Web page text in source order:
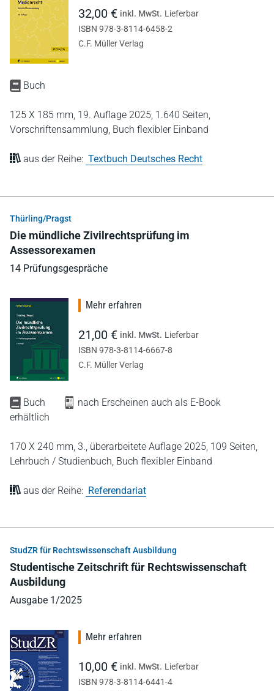
Buch
125 X 185 mm, 19. Auflage 2025, 1.640 Seiten,
Vorschriftensammlung, Buch flexibler Einband
aus der Reihe: Textbuch Deutsches Recht
32,00 € inkl. MwSt. Lieferbar
ISBN 978-3-8114-6458-2
C.F. Müller Verlag
Thürling/Pragst
Die mündliche Zivilrechtsprüfung im
Assessorexamen
14 Prüfungsgespräche
Buch
nach Erscheinen auch als E-Book
erhältlich
170 X 240 mm, 3., überarbeitete Auflage 2025, 109 Seiten,
Lehrbuch / Studienbuch, Buch flexibler Einband
aus der Reihe: Referendariat
Mehr erfahren
21,00 € inkl. MwSt. Lieferbar
ISBN 978-3-8114-6667-8
C.F. Müller Verlag
StudZR für Rechtswissenschaft Ausbildung
Studentische Zeitschrift für Rechtswissenschaft
Ausbildung
Ausgabe 1/2025
Mehr erfahren
10,00 € inkl. MwSt. Lieferbar
ISBN 978-3-8114-6441-4